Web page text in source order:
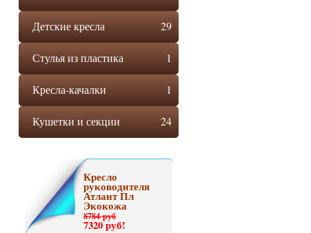
29
Детские кресла
1
Стулья из пластика
1
Кресла-качалки
24
Кушетки и секции
Кресло
руководителя
Атлант Пл
Экокожа
8784 руб
7320 руб!